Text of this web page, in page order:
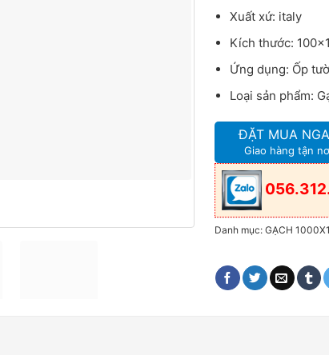
Xuất xứ: italy
Kích thước:
Ứng dụng: Ốp
Loại sản phẩm:
ĐẶT MUA
Giao hàng tận
Danh mục: GẠCH